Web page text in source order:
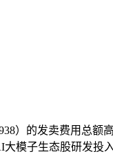
的发卖费用总额
模子生态股研发投